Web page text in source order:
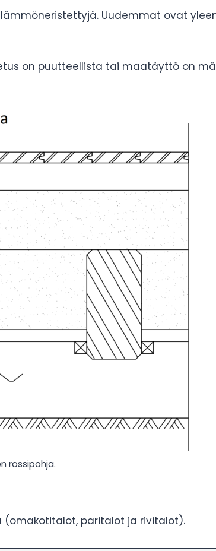
Uudemmat ovat
on puutteellista tai maatäyttö on
rossipohja.
(omakotitalot, paritalot ja rivitalot).